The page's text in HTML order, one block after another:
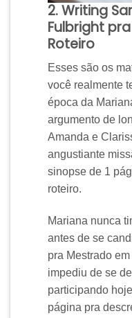
2. Writing
Fulbright
Roteiro
Esses são os
você realmente
época da
argumento de
Amanda e
angustiante
sinopse de 1
roteiro.
Mariana nunca
antes de se
pra Mestrado
impediu de se
participando
página pra